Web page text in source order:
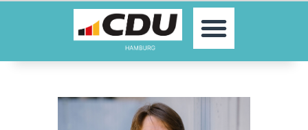
MOIN!
AKTUELLES
PARLAMENTE